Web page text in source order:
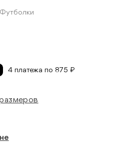
4 платежа по 875 ₽
размеров